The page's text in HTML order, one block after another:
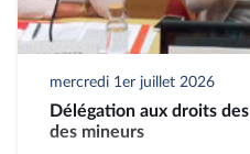
mercredi 1er juillet 2026
Délégation aux droits
des mineurs